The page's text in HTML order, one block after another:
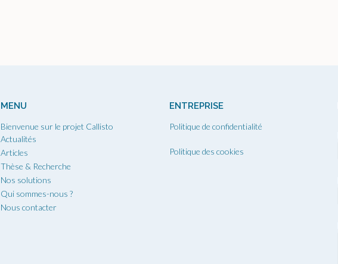
MENU
Bienvenue sur le projet Callisto
Actualités
Articles
Thèse & Recherche
Nos solutions
Qui sommes-nous ?
Nous contacter
ENTREPRISE
Politique de confidentialité
Politique des cookies